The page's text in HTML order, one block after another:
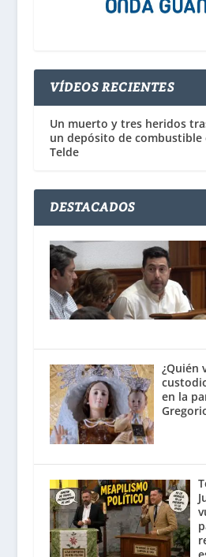
VÍDEOS RECIENTES
Un muerto y tres heridos
un depósito de combustible
Telde
DESTACADOS
¿Quién
en la